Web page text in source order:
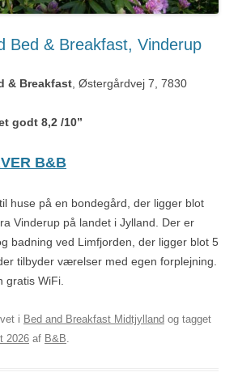
Bed & Breakfast, Vinderup
& Breakfast , Østergårdvej 7, 7830
godt 8,2 /10”
B&B
huse på en bondegård, der ligger blot
Vinderup på landet i Jylland. Der er
badning ved Limfjorden, der ligger blot 5
tilbyder værelser med egen forplejning.
gratis WiFi.
i Bed and Breakfast Midtjylland og tagget
2026 af B&B